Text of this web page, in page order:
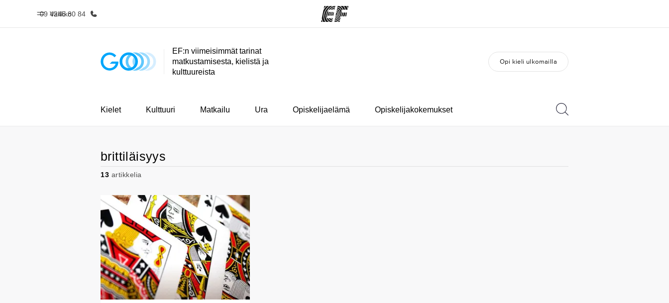
Valikko
09 4245 80 84
Koti Kaikki EF-ohjelmat
Katso mitä kaikkea
Työpaikat EF:llä
EF:n viimeisimmät tarinat
matkustamisesta, kielistä ja
kulttuureista
Opi kieli ulkomailla
Kielet Kulttuuri Matkailu Ura Opiskelijaelämä Opiskelijakokemukset
brittiläisyys
13 artikkelia